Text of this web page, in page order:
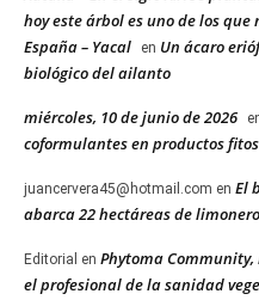
hoy este árbol es uno de los
España – Yacal
en Un ácaro
biológico del ailanto
miércoles, 10 de junio de 2026
coformulantes en productos
juancervera45@hotmail.com en El
abarca 22 hectáreas de
Editorial en Phytoma
el profesional de la sanidad